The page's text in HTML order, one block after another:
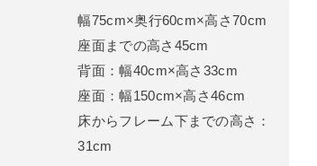
幅75cm×奥行60cm×高さ70cm
座面までの高さ45cm
背面：幅40cm×高さ33cm
座面：幅150cm×高さ46cm
床からフレーム下までの高さ：
31cm